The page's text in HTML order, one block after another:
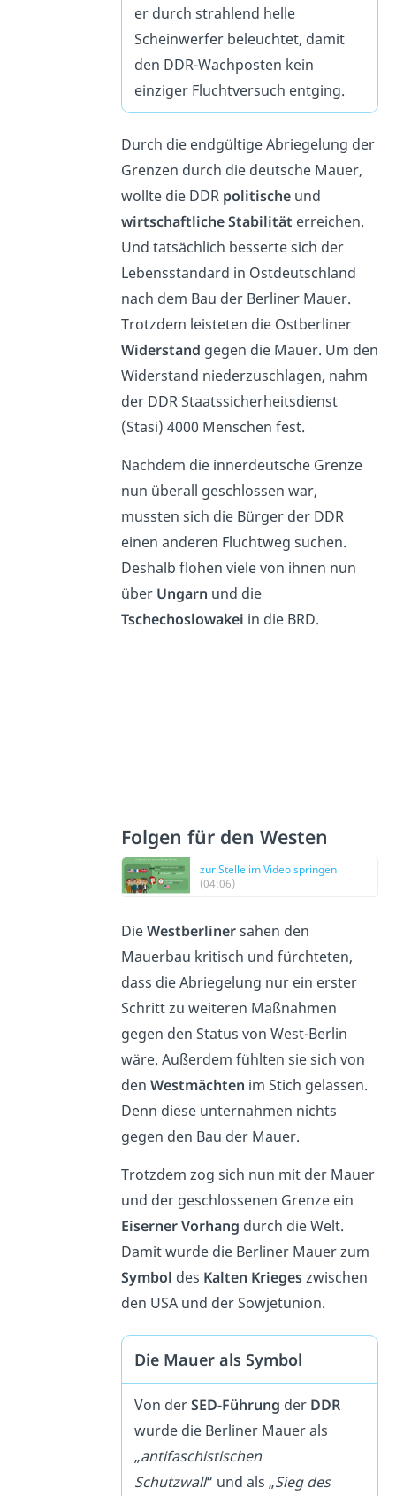
er durch strahlend helle
Scheinwerfer beleuchtet, damit
den DDR-Wachposten kein
einziger Fluchtversuch entging.
Durch die endgültige Abriegelung der
Grenzen durch die deutsche Mauer,
wollte die DDR politischeund
wirtschaftliche Stabilität erreichen.
Und tatsächlich besserte sich der
Lebensstandard in Ostdeutschland
nach dem Bau der Berliner Mauer.
Trotzdem leisteten die Ostberliner
Widerstand gegen die Mauer. Um den
Widerstand niederzuschlagen, nahm
der DDR Staatssicherheitsdienst
(Stasi) 4000 Menschen fest.
Nachdem die innerdeutsche Grenze
nun überall geschlossen war,
mussten sich die Bürger der DDR
einen anderen Fluchtweg suchen.
Deshalb flohen viele von ihnen nun
über Ungarn und die
Tschechoslowakei in die BRD.
Folgen für den Westen
zur Stelle im Video springen
(04:06)
DieWestberlinersahen den
Mauerbau kritisch und fürchteten,
dass die Abriegelung nur ein erster
Schritt zu weiteren Maßnahmen
gegen den Status von West-Berlin
wäre. Außerdem fühlten sie sich von
den Westmächten im Stich gelassen.
Denn diese unternahmen nichts
gegen den Bau der Mauer.
Trotzdem zog sich nun mit der Mauer
und der geschlossenen Grenze ein
Eiserner Vorhang durch die Welt.
Damit wurde die Berliner Mauer zum
Symbol des Kalten Kriegeszwischen
den USA und der Sowjetunion.
Die Mauer als Symbol
Von derSED-Führung der DDR
wurde die Berliner Mauer als
„antifaschistischen
Schutzwall“ und als „Sieg des